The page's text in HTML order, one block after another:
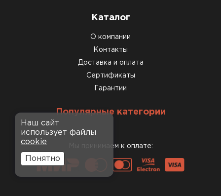
Каталог
О компании
Контакты
Доставка и оплата
Сертификаты
Гарантии
Популярные категории
Мы принимаем к оплате:
Наш сайт
использует файлы
cookie
Понятно